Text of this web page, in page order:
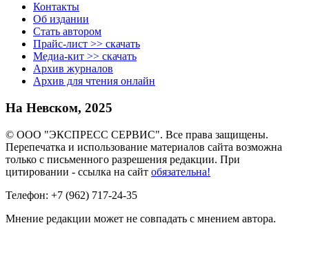
Контакты
Об издании
Стать автором
Прайс-лист >> скачать
Медиа-кит >> скачать
Архив журналов
Архив для чтения онлайн
На Невском, 2025
© ООО "ЭКСПРЕСС СЕРВИС". Все права защищены.
Перепечатка и использование материалов сайта возможна
только с письменного разрешения редакции. При
цитировании - ссылка на сайт обязательна!
Телефон: +7 (962) 717-24-35
Мнение редакции может не совпадать с мнением автора.